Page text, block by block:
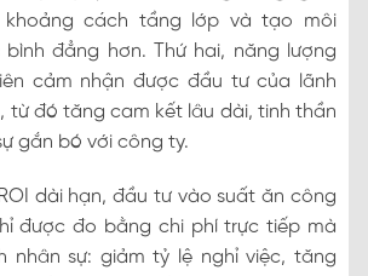
cách tầng lớp và tạo môi
đẳng hơn. Thứ hai, năng lượng
cảm nhận được đầu tư của lãnh
từ đó tăng cam kết lâu dài, tinh thần
gắn bó với công ty.
dài hạn, đầu tư vào suất ăn công
được đo bằng chi phí trực tiếp mà
nhân sự: giảm tỷ lệ nghỉ việc, tăng